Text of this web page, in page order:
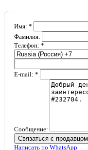
Имя: *
Фамилия:
Телефон: *
E-mail: *
Сообщение:
Связаться с продавцом
Написать по WhatsApp